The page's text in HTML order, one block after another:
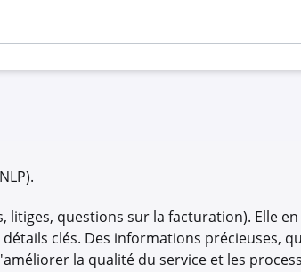
litiges, questions sur la facturation). Elle en
clés. Des informations précieuses,
la qualité du service et les